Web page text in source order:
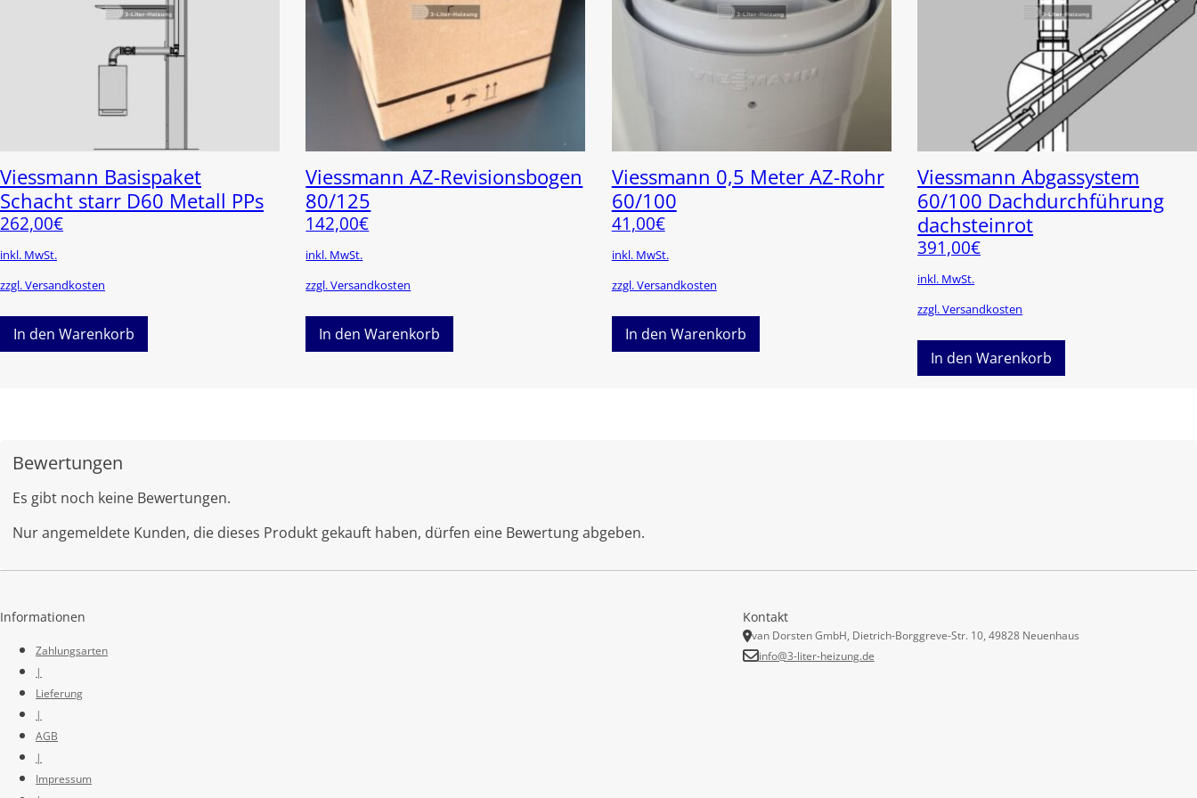
Viessmann Basispaket
Schacht starr D60 Metall PPs
262,00€
inkl. MwSt.
zzgl. Versandkosten
In den Warenkorb
Viessmann AZ-Revisionsbogen
80/125
142,00€
inkl. MwSt.
zzgl. Versandkosten
In den Warenkorb
Viessmann 0,5 Meter AZ-Rohr
60/100
41,00€
inkl. MwSt.
zzgl. Versandkosten
In den Warenkorb
Viessmann Abgassystem
60/100 Dachdurchführung
dachsteinrot
391,00€
inkl. MwSt.
zzgl. Versandkosten
In den Warenkorb
Bewertungen
Es gibt noch keine Bewertungen.
Nur angemeldete Kunden, die dieses Produkt gekauft haben, dürfen eine Bewertung abgeben.
Informationen
Zahlungsarten
|
Lieferung
|
AGB
|
Impressum
Kontakt
van Dorsten GmbH, Dietrich-Borggreve-Str. 10, 49828 Neuenhaus
info@3-liter-heizung.de